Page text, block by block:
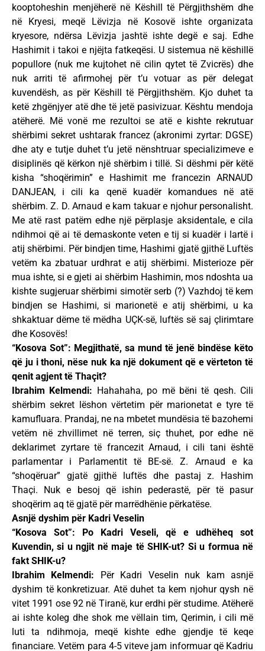
kooptoheshin menjëherë në Këshill të Përgjithshëm dhe
në Kryesi, meqë Lëvizja në Kosovë ishte organizata
kryesore, ndërsa Lëvizja jashtë ishte degë e saj. Edhe
Hashimit i takoi e njëjta fatkeqësi. U sistemua në këshillë
popullore (nuk me kujtohet në cilin qytet të Zvicrës) dhe
nuk arriti të afirmohej për t’u votuar as për delegat
kuvendësh, as për Këshill të Përgjithshëm. Kjo duhet ta
ketë zhgënjyer atë dhe të jetë pasivizuar. Kështu mendoja
atëherë. Më vonë me rezultoi se atë e kishte rekrutuar
shërbimi sekret ushtarak francez (akronimi zyrtar: DGSE)
dhe aty e tutje duhet t’u jetë nënshtruar specializimeve e
disiplinës që kërkon një shërbim i tillë. Si dëshmi për këtë
kisha “shoqërimin” e Hashimit me francezin ARNAUD
DANJEAN, i cili ka qenë kuadër komandues në atë
shërbim. Z. D. Arnaud e kam takuar e njohur personalisht.
Me atë rast patëm edhe një përplasje aksidentale, e cila
ndihmoi që ai të demaskonte veten e tij si kuadër i lartë i
atij shërbimi. Për bindjen time, Hashimi gjatë gjithë Luftës
vetëm ka zbatuar urdhrat e atij shërbimi. Misterioze për
mua ishte, si e gjeti ai shërbim Hashimin, mos ndoshta ua
kishte sugjeruar shërbimi simotër serb (?) Vazhdoj të kem
bindjen se Hashimi, si marionetë e atij shërbimi, u ka
shkaktuar dëme të mëdha UÇK-së, luftës së saj çlirimtare
dhe Kosovës!
“Kosova Sot”: Megjithatë, sa mund të jenë bindëse këto
që ju i thoni, nëse nuk ka një dokument që e vërteton të
qenit agjent të Thaçit?
Ibrahim Kelmendi: Hahahaha, po më bëni të qesh. Cili
shërbim sekret lëshon vërtetim për marionetat e tyre të
kamufluara. Prandaj, ne na mbetet mundësia të bazohemi
vetëm në zhvillimet në terren, siç thuhet, por edhe në
deklarimet zyrtare të francezit Arnaud, i cili tani është
parlamentar i Parlamentit të BE-së. Z. Arnaud e ka
“shoqëruar” gjatë gjithë luftës dhe pastaj z. Hashim
Thaçi. Nuk e besoj që ishin pederastë, për të pasur
shoqërim aq të gjatë për marrëdhënie përkatëse.
Asnjë dyshim për Kadri Veselin
“Kosova Sot”: Po Kadri Veseli, që e udhëheq sot
Kuvendin, si u ngjit në maje të SHIK-ut? Si u formua në
fakt SHIK-u?
Ibrahim Kelmendi: Për Kadri Veselin nuk kam asnjë
dyshim të konkretizuar. Atë duhet ta kem njohur qysh në
vitet 1991 ose 92 në Tiranë, kur erdhi për studime. Atëherë
ai ishte koleg dhe shok me vëllain tim, Qerimin, i cili më
luti ta ndihmoja, meqë kishte edhe gjendje të keqe
financiare. Vetëm para 4-5 viteve jam informuar që Kadriu